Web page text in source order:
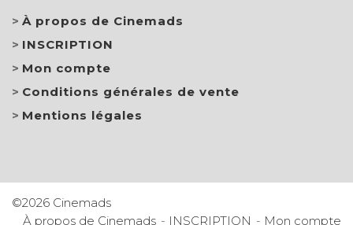
À propos de Cinemads
INSCRIPTION
Mon compte
Conditions générales de vente
Mentions légales
©2026 Cinemads
À propos de Cinemads
INSCRIPTION Mon compte